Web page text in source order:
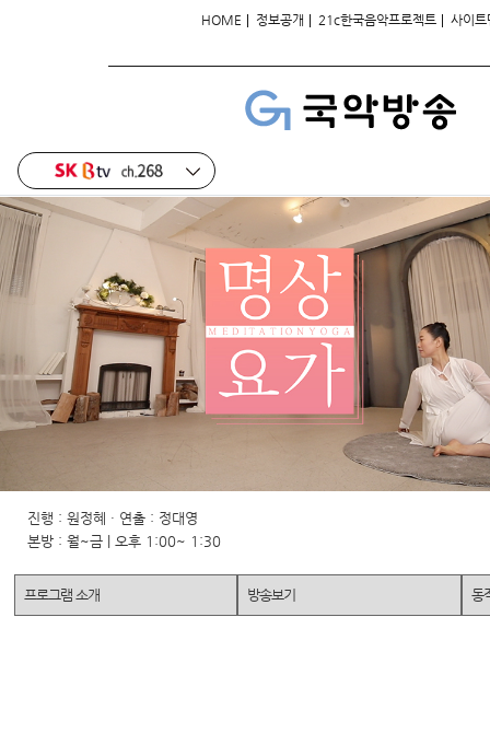
HOME | 정보공개 | 21c한국음악프로젝트 | 사이트
진행 : 원정혜 · 연출 : 정대영
본방 : 월~금 | 오후 1:00~ 1:30
프로그램 소개 방송보기 동